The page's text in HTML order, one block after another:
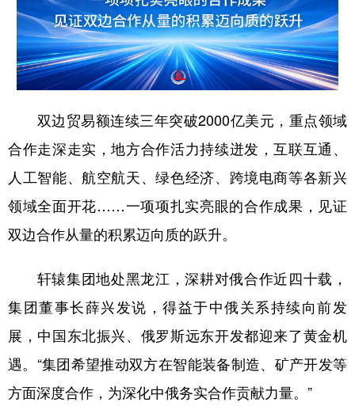
双边贸易额连续三年突破2000亿美元，重点领域
合作走深走实，地方合作活力持续迸发，互联互通、
人工智能、航空航天、绿色经济、跨境电商等各新兴
领域全面开花……一项项扎实亮眼的合作成果，见证
双边合作从量的积累迈向质的跃升。
轩辕集团地处黑龙江，深耕对俄合作近四十载，
集团董事长薛兴发说，得益于中俄关系持续向前发
展，中国东北振兴、俄罗斯远东开发都迎来了黄金机
遇。“集团希望推动双方在智能装备制造、矿产开发等
方面深度合作，为深化中俄务实合作贡献力量。”